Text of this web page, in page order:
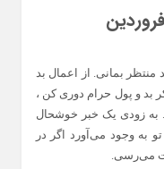
منتظر بمانی. از اعمال بد
بد و پول حرام دوری کن ،
. به زودی یک خبر خوشحال
به وجود می‌آورد اگر در
می‌رسی.